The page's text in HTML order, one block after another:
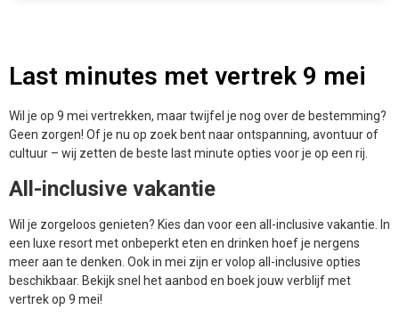
All-inclusive vakantie
een luxe resort met onbeperkt eten en drinken hoef je nergens
meer aan te denken. Ook in mei zijn er volop all-inclusive opties
beschikbaar. Bekijk snel het aanbod en boek jouw verblijf met
vertrek op 9 mei!
Last minute vakanties
Heb je last minute besloten om op vakantie te gaan? Geen
probleem! Zelfs met vertrek op 9 mei kun je nog fantastische last
minute deals vinden. Of je nu een tropische bestemming kiest of
een korte getaway dichter bij huis, wij helpen je om snel de beste